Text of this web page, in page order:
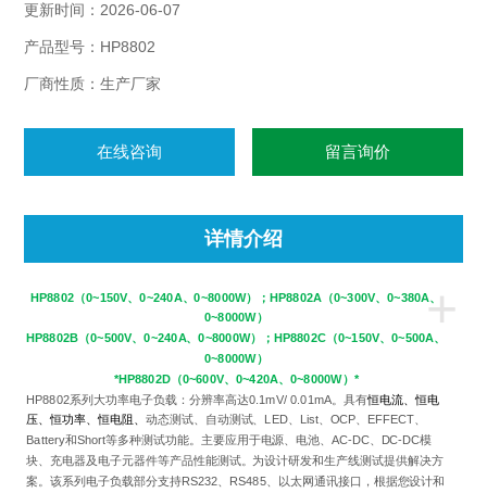
RS485、以太网通讯接口。
更新时间：2026-06-07
产品型号：HP8802
厂商性质：生产厂家
在线咨询 留言询价
详情介绍
+
HP8802（0~150V、0~240A、0~8000W）；HP8802A（0~300V、0~380A、
0~8000W）
HP8802B（0~500V、0~240A、0~8000W）； HP8802C（0~150V、0~500A、
0~8000W）
*HP8802D（0~600V、0~420A、0~8000W）*
HP8802系列大功率电子负载：分辨率高达0.1mV/ 0.01mA。具有恒电流、恒电
压、恒功率、恒电阻、动态测试、自动测试、LED、List、OCP、EFFECT、
Battery和Short等多种测试功能。主要应用于电源、电池、AC-DC、DC-DC模
块、充电器及电子元器件等产品性能测试。为设计研发和生产线测试提供解决方
案。该系列电子负载部分支持RS232、RS485、以太网通讯接口，根据您设计和